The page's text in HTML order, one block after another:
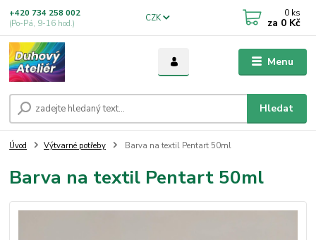
Menu
CZK
Hledat
+420 734 258 002
(Po-Pá, 9-16 hod.)
0 ks
za 0 Kč
Úvod Výtvarné potřeby Barva na textil Pentart 50ml
Barva na textil Pentart 50ml